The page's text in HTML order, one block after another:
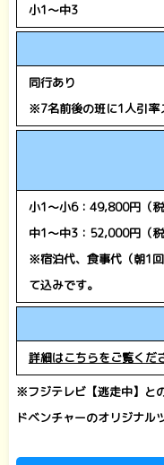
小1～中3
同行あり
※7名前後の班に1人引率
小1～小6：49,800円（税
中1～中3：52,000円（税
※宿泊代、食事代（朝1
て込みです。
詳細はこちらをご覧くだ
※フジテレビ【逃走中】と
ドベンチャーのオリジナル